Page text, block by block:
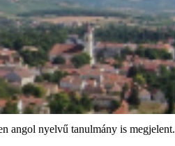
angol nyelvű tanulmány is megjelent.